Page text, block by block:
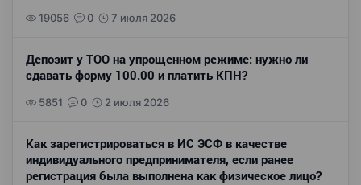
19056 0 7 июля 2026
Депозит у ТОО на упрощенном режиме: нужно ли
сдавать форму 100.00 и платить КПН?
5851 0 2 июля 2026
Как зарегистрироваться в ИС ЭСФ в качестве
индивидуального предпринимателя, если ранее
регистрация была выполнена как физическое лицо?